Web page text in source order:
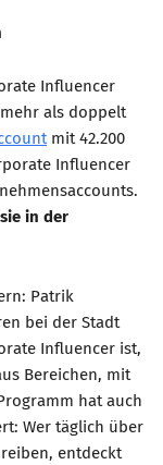
Influencer
als doppelt
mit 42.200
Influencer
in der
Patrik
bei der Stadt
Influencer ist,
Bereichen, mit
hat auch
Wer täglich über
entdeckt